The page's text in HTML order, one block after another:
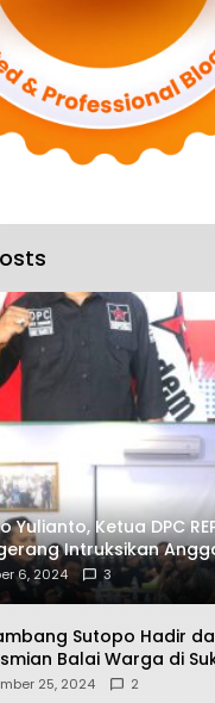
Yulianto, Ketua DPC
Intruksikan
Dan Jalani Apa
RAKERCABSUS
6, 2024 3
Sutopo Hadir
Balai Warga di
Baru untuk
25, 2024 2